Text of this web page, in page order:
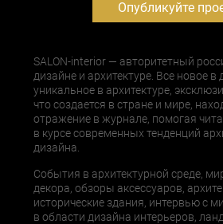
Опубликуйте
SALON-interior — авторитетный
дизайне и архитектуре. Все новое в
уникальное в архитектуре,
что создается в стране и мире,
отражение в журнале, помогая
в курсе современных тенденций
дизайна.
События в архитектурной среде,
декора, обзоры аксессуаров,
исторические здания, интервью с
в области дизайна интерьеров,